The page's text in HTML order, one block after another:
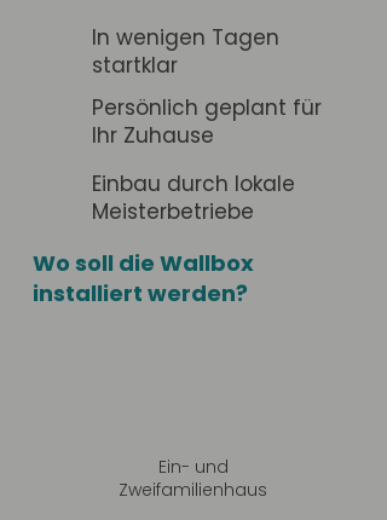
In wenigen Tagen
startklar
Persönlich geplant für
Ihr Zuhause
Einbau durch lokale
Meisterbetriebe
Wo soll die Wallbox
installiert werden?
Ein- und
Zweifamilienhaus